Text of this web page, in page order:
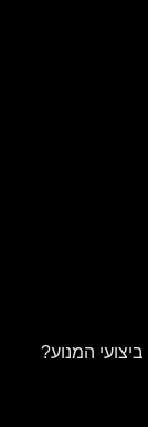
המנוע?